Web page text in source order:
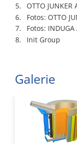
OTTO
Fotos: OTTO
Fotos:
Init Group
Galerie